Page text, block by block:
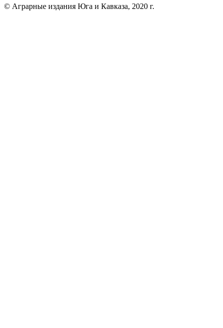
© Аграрные издания Юга и Кавказа, 2020 г.